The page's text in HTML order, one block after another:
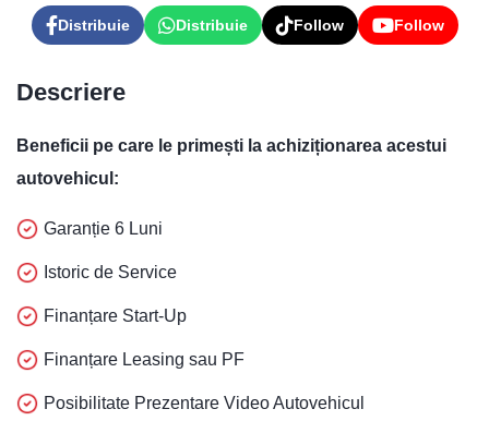
Distribuie Distribuie Follow Follow
Descriere
Beneficii pe care le primești la achiziționarea acestui
autovehicul:
Garanție 6 Luni
Istoric de Service
Finanțare Start-Up
Finanțare Leasing sau PF
Posibilitate Prezentare Video Autovehicul